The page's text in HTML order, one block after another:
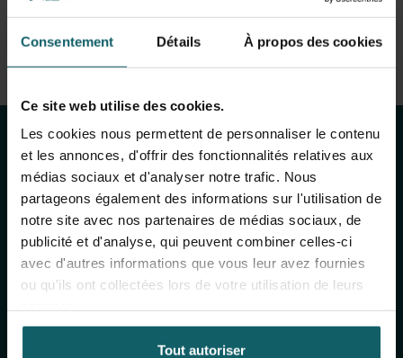
Consentement Détails À propos des cookies
Ce site web utilise des cookies.
Les cookies nous permettent de personnaliser le contenu
et les annonces, d'offrir des fonctionnalités relatives aux
médias sociaux et d'analyser notre trafic. Nous
partageons également des informations sur l'utilisation de
notre site avec nos partenaires de médias sociaux, de
publicité et d'analyse, qui peuvent combiner celles-ci
avec d'autres informations que vous leur avez fournies
ou qu'ils ont collectées lors de votre utilisation de leurs
Tout autoriser
Restez au courant
des activités de
l'IMT
Inscrivez-vous à notre newsletter générale
(mensuelle) et à The Healthropist (bimestrielle),
notre newsletter dédiée à la collecte de fonds,
pour recevoir des informations sur nos
recherches, nos projets, nos idées, nos